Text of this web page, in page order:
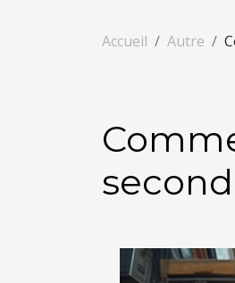
Accueil Autre